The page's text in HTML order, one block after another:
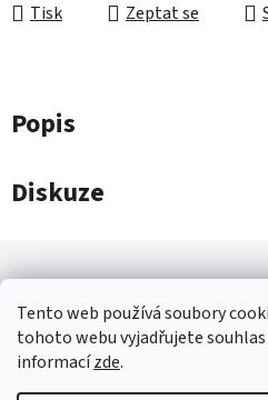
Tento web používá soubory
tohoto webu vyjadřujete souhlas
informacízde.
Tisk Zeptat se
Popis
Diskuze
á
OBCHOD - IVANČICE
OBCHODNÍ PODMÍNKY